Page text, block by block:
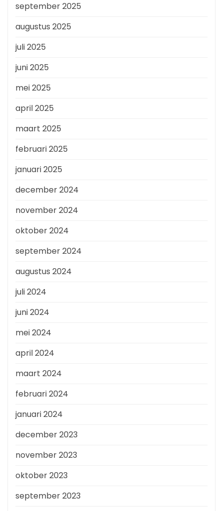
september 2025
augustus 2025
juli 2025
juni 2025
mei 2025
april 2025
maart 2025
februari 2025
januari 2025
december 2024
november 2024
oktober 2024
september 2024
augustus 2024
juli 2024
juni 2024
mei 2024
april 2024
maart 2024
februari 2024
januari 2024
december 2023
november 2023
oktober 2023
september 2023